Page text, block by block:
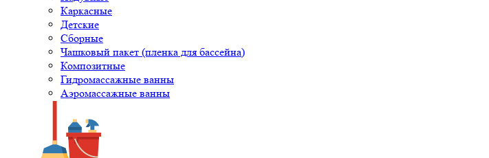
Каркасные
Детские
Сборные
Чашковый пакет (пленка для бассейна)
Композитные
Гидромассажные ванны
Аэромассажные ванны